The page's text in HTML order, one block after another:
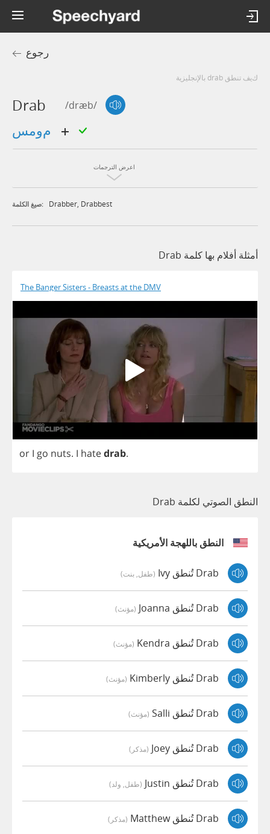
رجوع
كيف تنطق drab بالإنجليزية
Drab /dræb/
اعرض الترجمات
صيغ الكلمة: Drabber, Drabbest
أمثلة أفلام بها كلمة Drab
The Banger Sisters - Breasts at the DMV
or I go nuts. I hatedrab.
النطق الصوتي لكلمة Drab
النطق باللهجة الأمريكية
Drab تُنطق Ivy (طفل, بنت)
Drab تُنطق Joanna (مؤنث)
Drab تُنطق Kendra (مؤنث)
Drab تُنطق Kimberly (مؤنث)
Drab تُنطق Salli (مؤنث)
Drab تُنطق Joey (مذكر)
Drab تُنطق Justin (طفل, ولد)
Drab تُنطق Matthew (مذكر)